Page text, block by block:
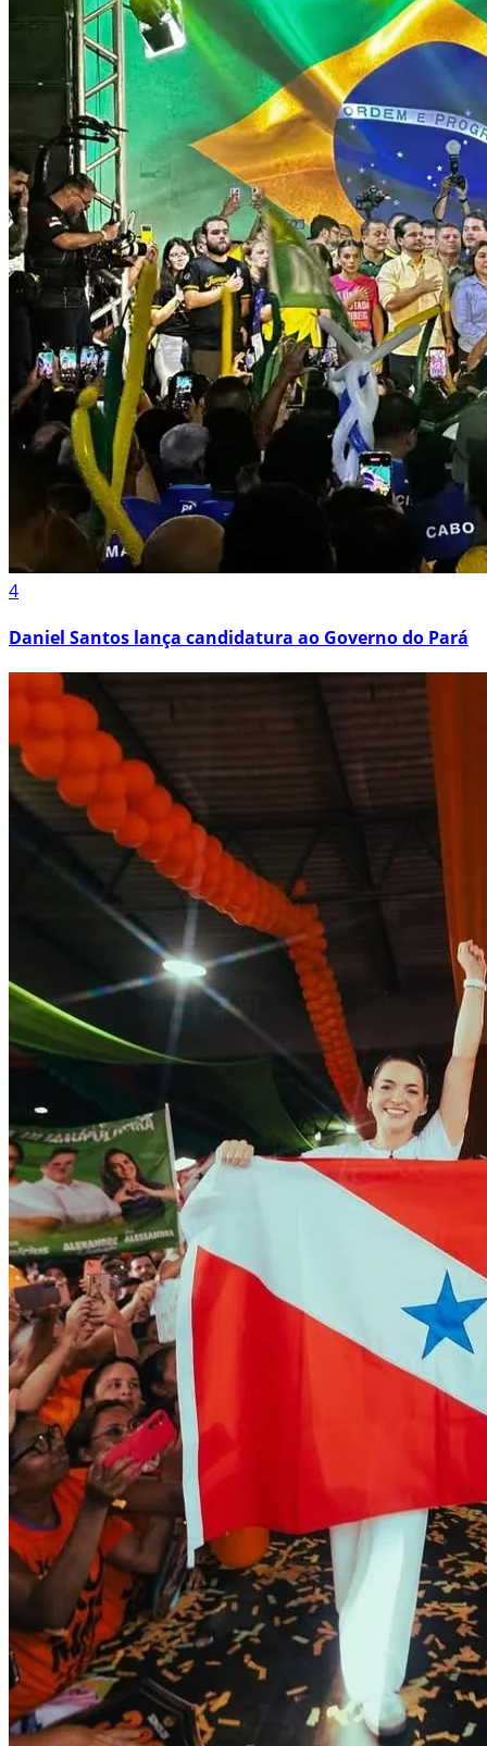
4
Daniel Santos lança candidatura ao Governo do Pará